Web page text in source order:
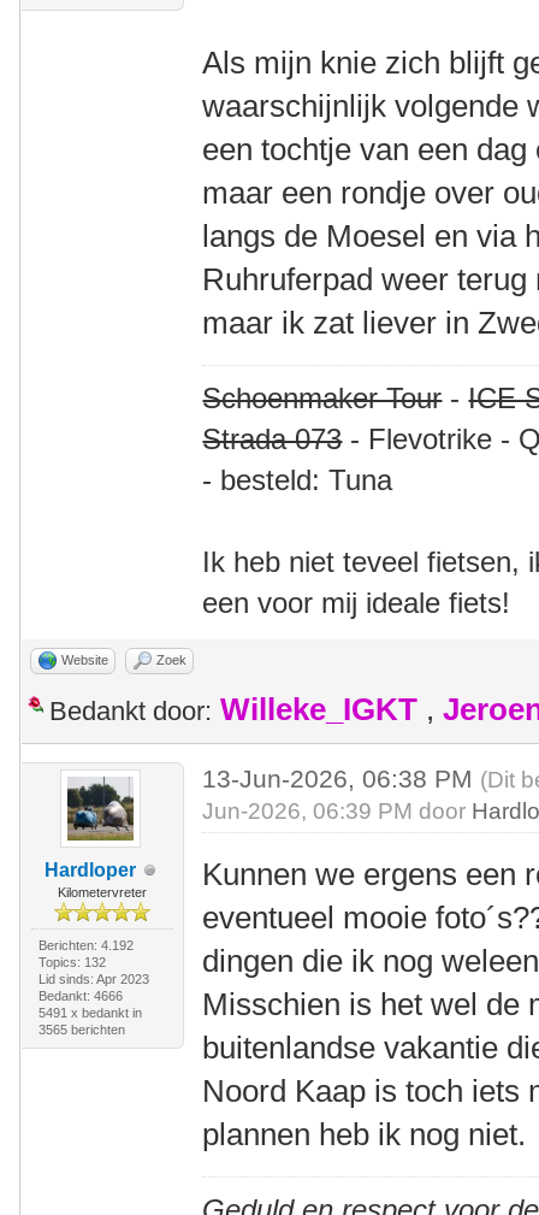
Als mijn knie zich blijft
waarschijnlijk volgende
een tochtje van een
maar een rondje over
langs de Moesel en via
Ruhruferpad weer
maar ik zat liever in
Schoenmaker Tour-ICE
Strada 073- Flevotrike -
- besteld: Tuna
Ik heb niet teveel fietsen,
een voor mij ideale fiets!
Website Zoek
Bedankt door: Willeke_IGKT ,
Hardloper
Kilometervreter
Berichten: 4.192
Topics: 132
Lid sinds: Apr 2023
Bedankt: 4666
5491 x bedankt in
3565 berichten
13-Jun-2026, 06:38 PM (Dit
Jun-2026, 06:39 PM door
Kunnen we ergens een
eventueel mooie
dingen die ik nog
Misschien is het wel de
buitenlandse vakantie
Noord Kaap is toch iets
plannen heb ik nog niet.